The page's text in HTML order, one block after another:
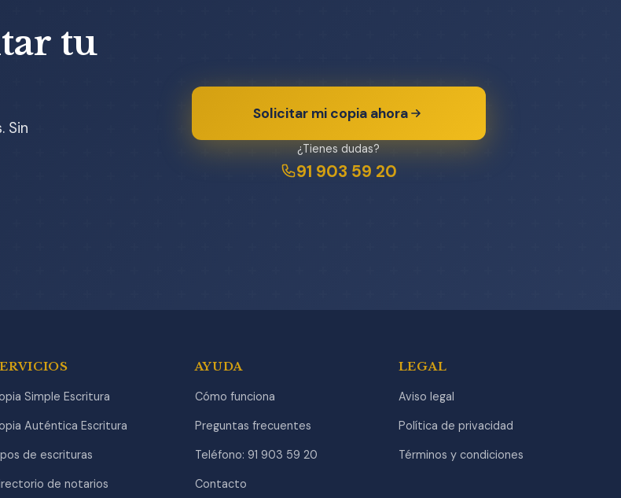
tu
Sin
Solicitar mi copia ahora
¿Tienes dudas?
91 903 59 20
Simple Escritura
Auténtica Escritura
de escrituras
de notarios
AYUDA
Cómo funciona
Preguntas frecuentes
Teléfono: 91 903 59 20
Contacto
LEGAL
Aviso legal
Política de privacidad
Términos y condiciones